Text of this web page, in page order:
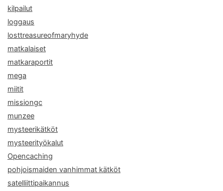
kilpailut
loggaus
losttreasureofmaryhyde
matkalaiset
matkaraportit
mega
miitit
missiongc
munzee
mysteerikätköt
mysteerityökalut
Opencaching
pohjoismaiden vanhimmat kätköt
satelliittipaikannus